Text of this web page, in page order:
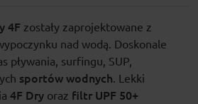
4F zostały zaprojektowane z
nad wodą. Doskonale
pływania, surfingu, SUP,
sportów wodnych. Lekki
4F Dry oraz filtr UPF 50+